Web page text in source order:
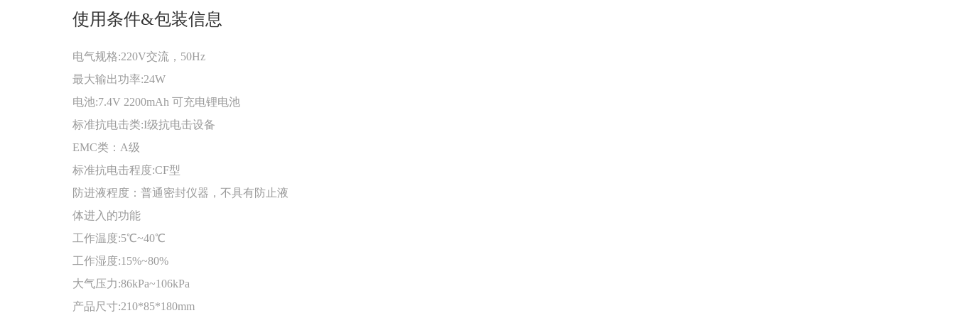
使用条件&包装信息
电气规格:220V交流，50Hz
最大输出功率:24W
电池:7.4V 2200mAh 可充电锂电池
标准抗电击类:I级抗电击设备
EMC类：A级
标准抗电击程度:CF型
防进液程度：普通密封仪器，不具有防止液
体进入的功能
工作温度:5℃~40℃
工作湿度:15%~80%
大气压力:86kPa~106kPa
产品尺寸:210*85*180mm